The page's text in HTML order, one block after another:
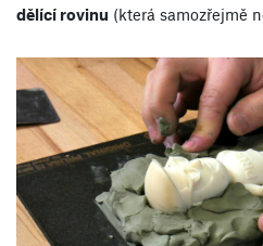
dělící rovinu (která samozřejmě